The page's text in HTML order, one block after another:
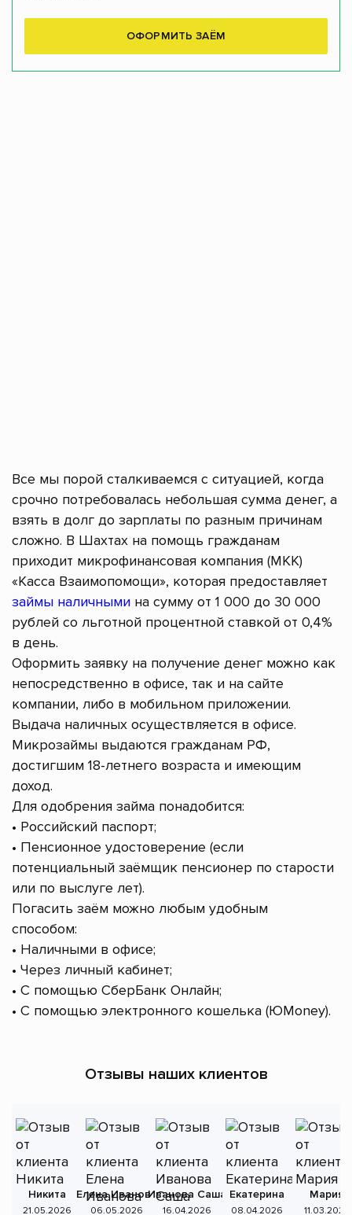
ОФОРМИТЬ ЗАЁМ
Все мы порой сталкиваемся с ситуацией, когда
срочно потребовалась небольшая сумма денег, а
взять в долг до зарплаты по разным причинам
сложно. В Шахтах на помощь гражданам
приходит микрофинансовая компания (МКК)
«Касса Взаимопомощи», которая предоставляет
займы наличными на сумму от 1 000 до 30 000
рублей со льготной процентной ставкой от 0,4%
в день.
Оформить заявку на получение денег можно как
непосредственно в офисе, так и на сайте
компании, либо в мобильном приложении.
Выдача наличных осуществляется в офисе.
Микрозаймы выдаются гражданам РФ,
достигшим 18-летнего возраста и имеющим
доход.
Для одобрения займа понадобится:
• Российский паспорт;
• Пенсионное удостоверение (если
потенциальный заёмщик пенсионер по старости
или по выслуге лет).
Погасить заём можно любым удобным
способом:
• Наличными в офисе;
• Через личный кабинет;
• С помощью СберБанк Онлайн;
• С помощью электронного кошелька (ЮMoney).
Отзывы наших клиентов
Никита
21.05.2026
Елена Иванова
06.05.2026
Иванова Саша
16.04.2026
Екатерина
08.04.2026
Мария
11.03.2026